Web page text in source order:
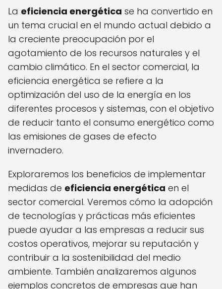
La eficiencia energética se ha convertido en
un tema crucial en el mundo actual debido a
la creciente preocupación por el
agotamiento de los recursos naturales y el
cambio climático. En el sector comercial, la
eficiencia energética se refiere a la
optimización del uso de la energía en los
diferentes procesos y sistemas, con el objetivo
de reducir tanto el consumo energético como
las emisiones de gases de efecto
invernadero.
Exploraremos los beneficios de implementar
medidas de eficiencia energética en el
sector comercial. Veremos cómo la adopción
de tecnologías y prácticas más eficientes
puede ayudar a las empresas a reducir sus
costos operativos, mejorar su reputación y
contribuir a la sostenibilidad del medio
ambiente. También analizaremos algunos
ejemplos concretos de empresas que han